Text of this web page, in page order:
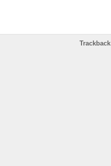
Trackback